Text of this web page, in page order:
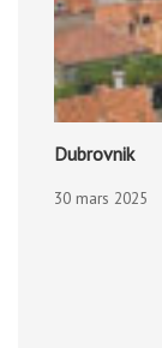
Dubrovnik
30 mars 2025